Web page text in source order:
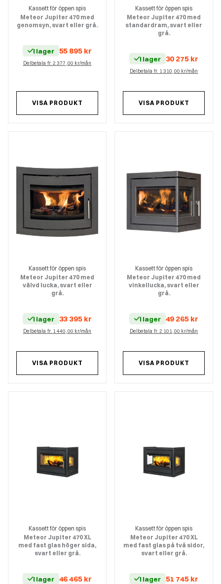
Kassett för öppen spis
Meteor Jupiter 470 med
genomsyn, svart eller grå.
I lager 55 895 kr
Delbetala fr. 2 377,00 kr/mån
VISA PRODUKT
Kassett för öppen spis
Meteor Jupiter 470 med
standardram, svart eller
grå.
I lager 30 275 kr
Delbetala fr. 1 310,00 kr/mån
VISA PRODUKT
Kassett för öppen spis
Meteor Jupiter 470 med
välvd lucka, svart eller
grå.
I lager 33 395 kr
Delbetala fr. 1 440,00 kr/mån
VISA PRODUKT
Kassett för öppen spis
Meteor Jupiter 470 med
vinkellucka, svart eller
grå.
I lager 49 265 kr
Delbetala fr. 2 101,00 kr/mån
VISA PRODUKT
Kassett för öppen spis
Meteor Jupiter 470 XL
med fast glas höger sida,
svart eller grå.
I lager 46 465 kr
Kassett för öppen spis
Meteor Jupiter 470 XL
med fast glas på två sidor,
svart eller grå.
I lager 51 745 kr